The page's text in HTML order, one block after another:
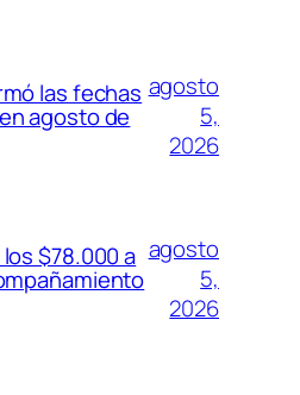
las fechas
agosto de
agosto
5,
2026
$78.000 a agosto
5,
2026